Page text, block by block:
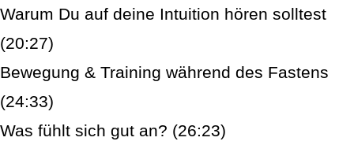
Warum Du auf deine Intuition hören solltest
(20:27)
Bewegung & Training während des Fastens
(24:33)
Was fühlt sich gut an? (26:23)